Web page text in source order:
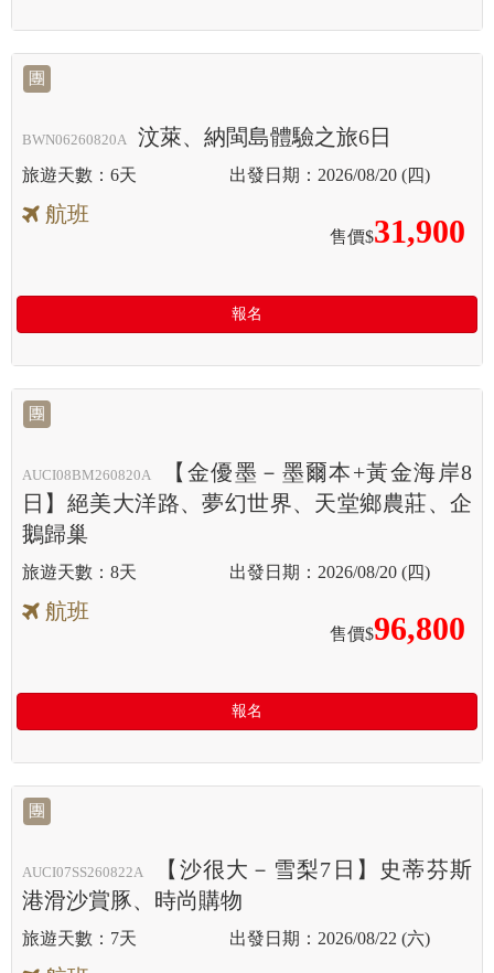
團
BWN06260820A 汶萊、納閩島體驗之旅6日
6天 2026/08/20 (四)
航班
售價$31,900
報名
團
AUCI08BM260820A
【金優墨－墨爾本+黃金海岸8
日】絕美大洋路、夢幻世界、天堂鄉農莊、企
鵝歸巢
8天 2026/08/20 (四)
航班
售價$96,800
報名
團
AUCI07SS260822A
【沙很大－雪梨7日】史蒂芬斯
港滑沙賞豚、時尚購物
7天 2026/08/22 (六)